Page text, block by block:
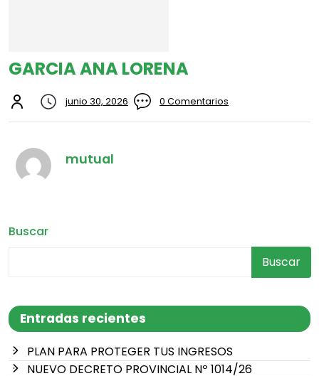
Buscar
Buscar
Entradas recientes
PLAN PARA PROTEGER TUS INGRESOS
NUEVO DECRETO PROVINCIAL Nº 1014/26
GARCIA ANA LORENA
junio 30, 2026 0 Comentarios
mutual